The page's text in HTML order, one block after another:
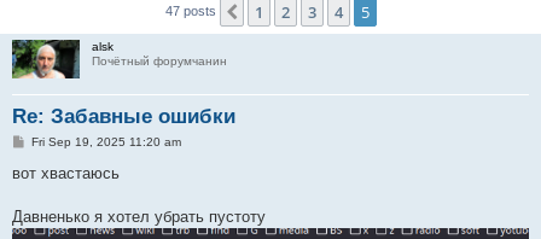
47 posts Previous
1 2 3 4 5
alsk
Почётный форумчанин
Re: Забавные ошибки
P
s
Fri Sep 19, 2025 11:20 am
вот хвастаюсь
Давненько я хотел убрать пустоту